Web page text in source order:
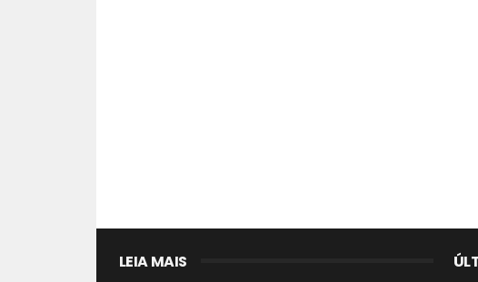
LEIA MAIS